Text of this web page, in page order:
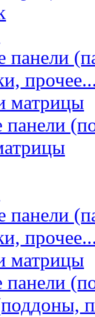
панели
матрицы
панели
матрицы